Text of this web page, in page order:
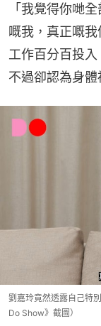
「我覺得你哋
嘅我，真正嘅
工作百分百投
不過卻認為身體
劉嘉玲竟然透露自己特
Do Show》截圖）